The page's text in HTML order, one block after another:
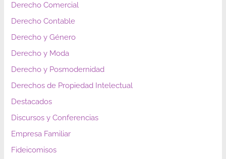
Derecho Comercial
Derecho Contable
Derecho y Género
Derecho y Moda
Derecho y Posmodernidad
Derechos de Propiedad Intelectual
Destacados
Discursos y Conferencias
Empresa Familiar
Fideicomisos